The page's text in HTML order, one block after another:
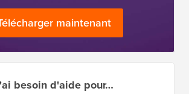
maintenant
besoin d'aide pour…